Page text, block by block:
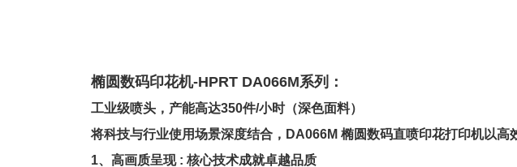
椭圆数码印花机-HPRT DA066M系列：
工业级喷头，产能高达350件/小时（深色面料）
将科技与行业使用场景深度结合，DA066M 椭圆数码直喷印花打印机以
1、高画质呈现 : 核心技术成就卓越品质